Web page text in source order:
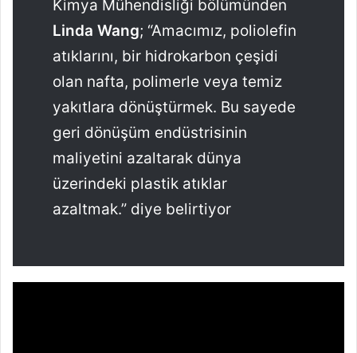
Kimya Mühendisliği bölümünden
Linda Wang; “Amacımız, poliolefin
atıklarını, bir hidrokarbon çeşidi
olan nafta, polimerle veya temiz
yakıtlara dönüştürmek. Bu sayede
geri dönüşüm endüstrisinin
maliyetini azaltarak dünya
üzerindeki plastik atıklar
azaltmak.” diye belirtiyor